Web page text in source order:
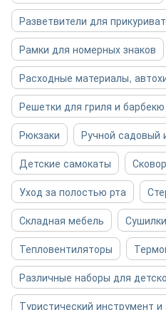
Разветвители для
Рамки для номерных знаков
Решетки для гриля и барбекю
Рюкзаки
Ручной садовый
Детские самокаты
Уход за полостью рта
Складная мебель
Тепловентиляторы
Различные наборы для
Туристический инструмент и